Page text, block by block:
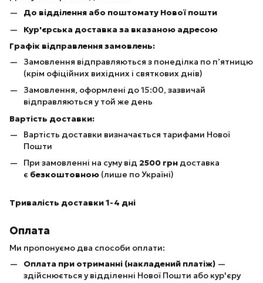
До відділення або поштомату Нової пошти
Кур'єрська доставка за вказаною адресою
Графік відправлення замовлень:
Замовлення відправляються з понеділка по п’ятницю
(крім офіційних вихідних і святкових днів)
Замовлення, оформлені до 15:00, зазвичай
відправляються у той же день
Вартість доставки:
Вартість доставки визначається тарифами Нової
Пошти
При замовленні на суму від 2500 грн доставка
є безкоштовною (лише по Україні)
Тривалість доставки 1-4 дні
Оплата
Ми пропонуємо два способи оплати:
Оплата при отриманні (накладений платіж) —
здійснюється у відділенні Нової Пошти або кур'єру